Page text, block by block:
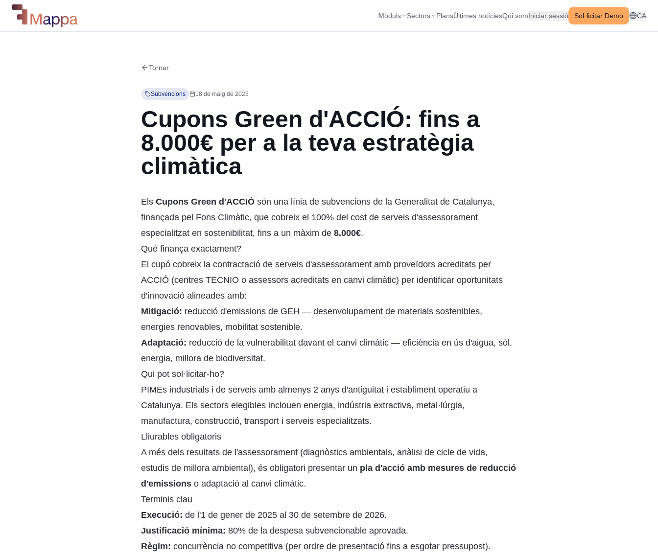
Mòduls Sectors PlansÚltimes notíciesQui somIniciar sessió Sol·licitar Demo CA
Tornar
Subvencions 18 de maig de 2025
Cupons Green d'ACCIÓ: fins a
8.000€ per a la teva estratègia
climàtica
Els Cupons Green d'ACCIÓ són una línia de subvencions de la Generalitat de Catalunya,
finançada pel Fons Climàtic, que cobreix el 100% del cost de serveis d'assessorament
especialitzat en sostenibilitat, fins a un màxim de 8.000€.
Què finança exactament?
El cupó cobreix la contractació de serveis d'assessorament amb proveïdors acreditats per
ACCIÓ (centres TECNIO o assessors acreditats en canvi climàtic) per identificar oportunitats
d'innovació alineades amb:
Mitigació: reducció d'emissions de GEH — desenvolupament de materials sostenibles,
energies renovables, mobilitat sostenible.
Adaptació: reducció de la vulnerabilitat davant el canvi climàtic — eficiència en ús d'aigua, sòl,
energia, millora de biodiversitat.
Qui pot sol·licitar-ho?
PIMEs industrials i de serveis amb almenys 2 anys d'antiguitat i establiment operatiu a
Catalunya. Els sectors elegibles inclouen energia, indústria extractiva, metal·lúrgia,
manufactura, construcció, transport i serveis especialitzats.
Lliurables obligatoris
A més dels resultats de l'assessorament (diagnòstics ambientals, anàlisi de cicle de vida,
estudis de millora ambiental), és obligatori presentar un pla d'acció amb mesures de reducció
d'emissions o adaptació al canvi climàtic.
Terminis clau
Execució: de l'1 de gener de 2025 al 30 de setembre de 2026.
Justificació mínima: 80% de la despesa subvencionable aprovada.
Règim: concurrència no competitiva (per ordre de presentació fins a esgotar pressupost).